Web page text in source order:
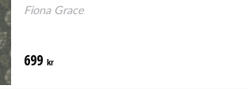
Fiona Grace
699 kr